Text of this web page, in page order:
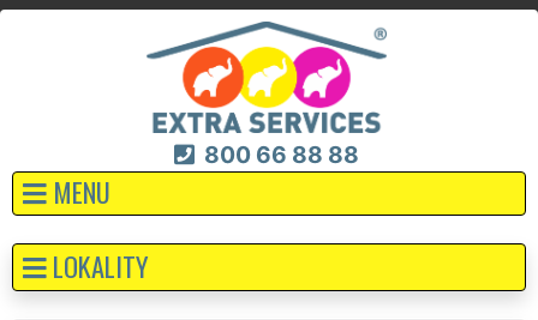
800 66 88 88
MENU
LOKALITY